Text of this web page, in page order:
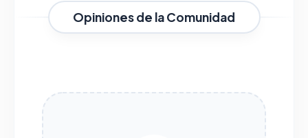
Opiniones de la Comunidad